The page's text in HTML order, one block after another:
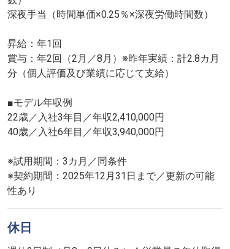
深夜手当（時間単価×0.25％×深夜労働時間数）
昇給：年1回
賞与：年2回（2月／8月）※昨年実績：計2.8カ月
分（個人評価及び業績に応じて支給）
■モデル年収例
22歳／入社3年目／年収2,410,000円
40歳／入社6年目／年収3,940,000円
※試用期間：3カ月／同条件
※契約期間：2025年12月31日まで／更新の可能
性あり
休日